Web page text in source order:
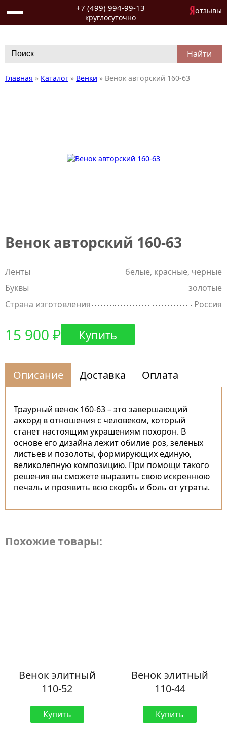
+7 (499) 994-99-13
круглосуточно
отзывы
for:
Главная » Каталог » Венки » Венок авторский 160-63
Венок авторский 160-63
Ленты
белые, красные, черные
Буквы
золотые
Страна изготовления
Россия
15 900 ₽ Купить
Описание Доставка Оплата
Траурный венок 160-63 – это завершающий
аккорд в отношения с человеком, который
станет настоящим украшениям похорон. В
основе его дизайна лежит обилие роз, зеленых
листьев и позолоты, формирующих единую,
великолепную композицию. При помощи такого
решения вы сможете выразить свою искреннюю
печаль и проявить всю скорбь и боль от утраты.
Похожие товары:
Венок элитный
110-52
Купить
Венок элитный
110-44
Купить